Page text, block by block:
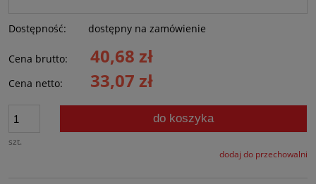
Dostępność: dostępny na zamówienie
Cena brutto: 40,68 zł
Cena netto: 33,07 zł
szt.
do koszyka
dodaj do przechowalni